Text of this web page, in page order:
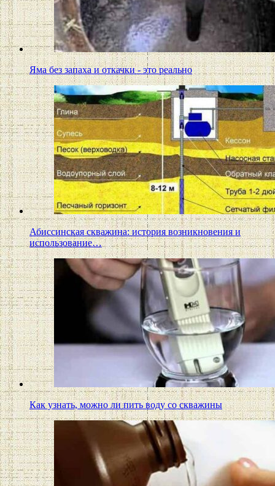
Яма без запаха и откачки - это реально
Абиссинская скважина: история возникновения и
использование…
Как узнать, можно ли пить воду со скважины